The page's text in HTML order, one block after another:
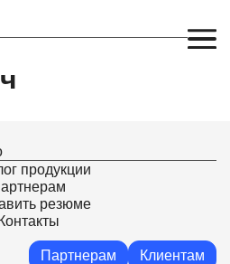
продукции
резюме
Контакты
Партнерам Клиентам